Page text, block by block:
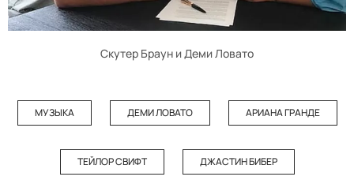
Скутер Браун и Деми Ловато
МУЗЫКА ДЕМИ ЛОВАТО АРИАНА ГРАНДЕ
ТЕЙЛОР СВИФТ ДЖАСТИН БИБЕР